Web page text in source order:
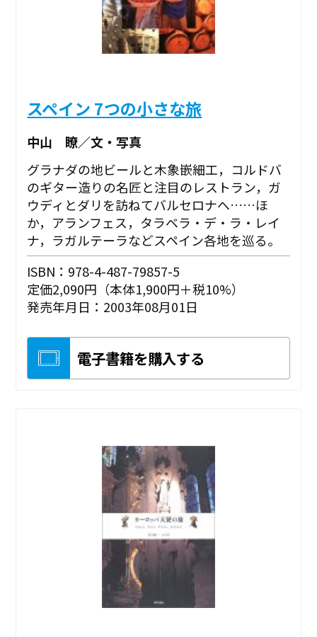
スペイン 7つの小さな旅
中山 瞭／文・写真
グラナダの地ビールと木象嵌細工，コルドバ
のギター造りの名匠と注目のレストラン，ガ
ウディとダリを訪ねてバルセロナへ……ほ
か，アランフェス，タラベラ・デ・ラ・レイ
ナ，ラガルテーラなどスペイン各地を巡る。
ISBN：978-4-487-79857-5
定価2,090円（本体1,900円＋税10%）
発売年月日：2003年08月01日
電子書籍を購入する